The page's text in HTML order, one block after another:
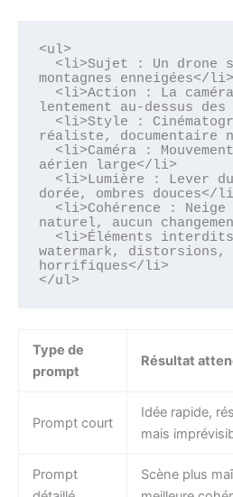
<ul>
montagnes enneigées</li>
lentement au-dessus des
réaliste, documentaire
aérien large</li>
dorée, ombres douces</
naturel, aucun
watermark,
horrifiques</li>
</ul>
Type de
prompt
Résultat
Prompt court
Idée rapide,
mais
Prompt
Scène plus